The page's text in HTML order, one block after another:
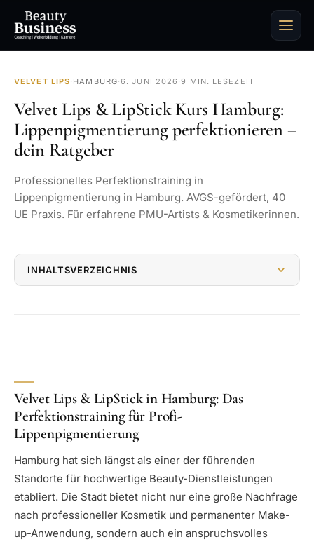
VELVET LIPS· HAMBURG·6. JUNI 2026 ·9 MIN. LESEZEIT
Velvet Lips & LipStick Kurs Hamburg:
Lippenpigmentierung perfektionieren –
dein Ratgeber
Professionelles Perfektionstraining in
Lippenpigmentierung in Hamburg. AVGS-gefördert, 40
UE Praxis. Für erfahrene PMU-Artists & Kosmetikerinnen.
INHALTSVERZEICHNIS
Velvet Lips & LipStick in Hamburg: Das
Perfektionstraining für Profi-
Lippenpigmentierung
Hamburg hat sich längst als einer der führenden
Standorte für hochwertige Beauty-Dienstleistungen
etabliert. Die Stadt bietet nicht nur eine große Nachfrage
nach professioneller Kosmetik und permanenter Make-
up-Anwendung, sondern auch ein anspruchsvolles